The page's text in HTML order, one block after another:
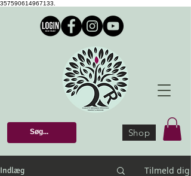
357590614967133.
Shop
Indlæg Tilmeld dig